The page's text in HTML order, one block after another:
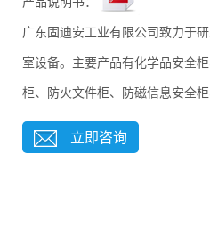
广东固迪安工业有限公司致力于
室设备。主要产品有化学品安全
柜、防火文件柜、防磁信息安全
立即咨询